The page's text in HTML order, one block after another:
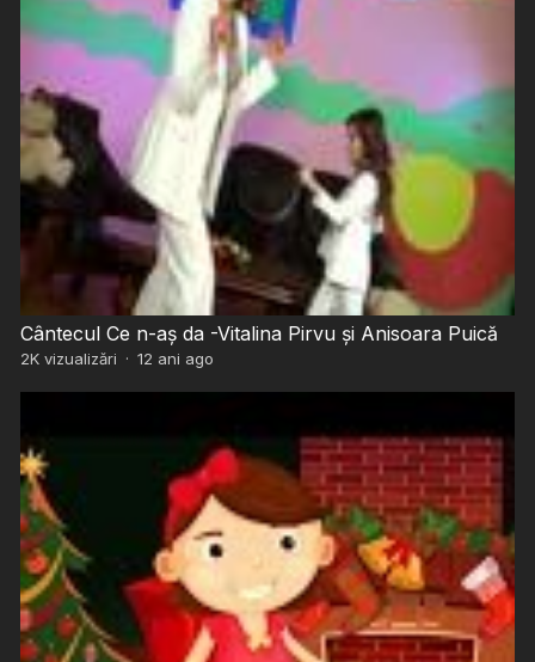
Cântecul Ce n-aș da -Vitalina Pirvu și Anisoara Puică
2Kvizualizări · 12 ani ago